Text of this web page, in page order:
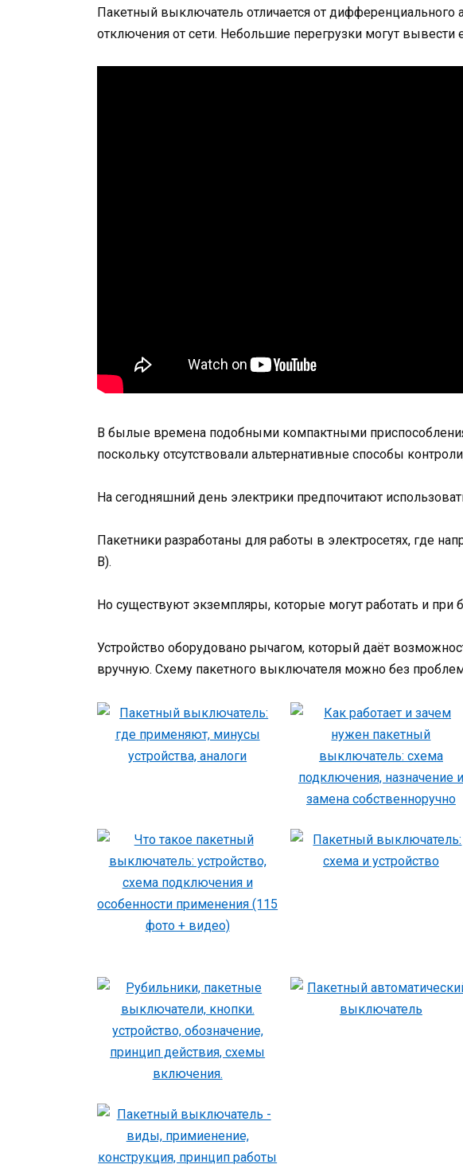
Пакетный выключатель отличается от дифференциального
отключения от сети. Небольшие перегрузки могут вывести
В былые времена подобными компактными
поскольку отсутствовали альтернативные способы
На сегодняшний день электрики предпочитают
Пакетники разработаны для работы в электросетях, где
В).
Но существуют экземпляры, которые могут работать и при
Устройство оборудовано рычагом, который даёт
вручную. Схему пакетного выключателя можно без